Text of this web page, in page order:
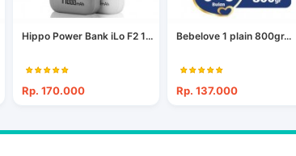
Hippo Power Bank iLo F2 1...
Rp. 170.000
Bebelove 1 plain 800gr...
Rp. 137.000